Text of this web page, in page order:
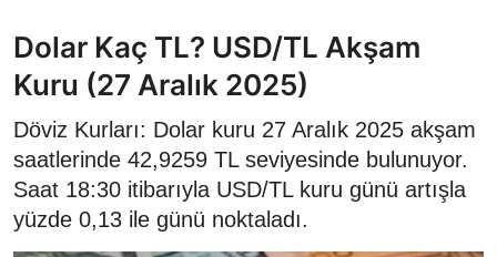
Dolar Kaç TL? USD/TL Akşam
Kuru (27 Aralık 2025)
Döviz Kurları: Dolar kuru 27 Aralık 2025 akşam
saatlerinde 42,9259 TL seviyesinde bulunuyor.
Saat 18:30 itibarıyla USD/TL kuru günü artışla
yüzde 0,13 ile günü noktaladı.